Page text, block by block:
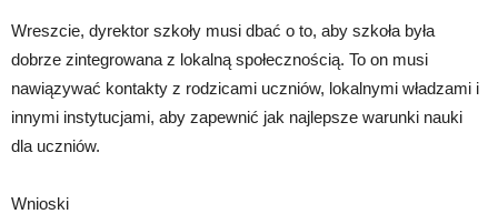
Wreszcie, dyrektor szkoły musi dbać o to, aby szkoła była
dobrze zintegrowana z lokalną społecznością. To on musi
nawiązywać kontakty z rodzicami uczniów, lokalnymi władzami i
innymi instytucjami, aby zapewnić jak najlepsze warunki nauki
dla uczniów.
Wnioski